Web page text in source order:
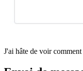
J'ai hâte de voir